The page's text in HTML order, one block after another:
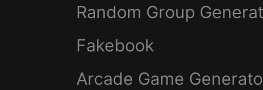
Random Group
Fakebook
Arcade Game